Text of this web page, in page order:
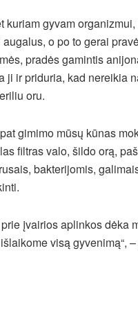
kuriam gyvam
o po to gerai
pradės gamintis
ji ir priduria, kad nereikia
oru.
gimimo mūsų kūnas
filtras valo, šildo orą,
bakterijomis,
įvairios aplinkos dėka
visą gyvenimą“,